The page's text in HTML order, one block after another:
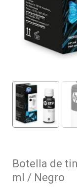
Botella de
ml / Negro